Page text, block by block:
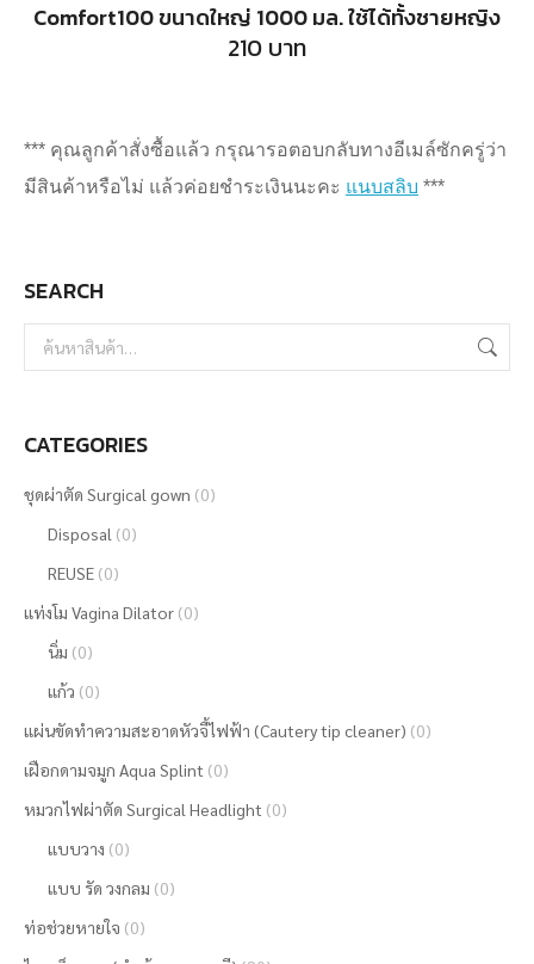
Comfort100 ขนาดใหญ่ 1000 มล. ใช้ได้ทั้งชาย​หญิง
210 บาท
*** คุณลูกค้าสั่งซื้อแล้ว กรุณารอตอบกลับทางอีเมล์ซักครู่ว่า
มีสินค้าหรือไม่ แล้วค่อยชำระเงินนะคะ แนบสลิบ ***
SEARCH
CATEGORIES
ชุดผ่าตัด Surgical gown (0)
Disposal (0)
REUSE (0)
แท่งโม Vagina Dilator (0)
นิ่ม (0)
แก้ว (0)
แผ่นขัดทำความสะอาดหัวจี้ไฟฟ้า (Cautery tip cleaner) (0)
เฝือกดามจมูก Aqua Splint (0)
หมวกไฟผ่าตัด Surgical Headlight (0)
แบบวาง (0)
แบบ รัด วงกลม (0)
ท่อช่วยหายใจ (0)